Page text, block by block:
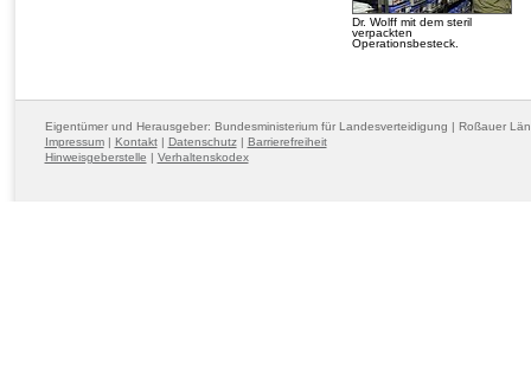
Dr. Wolff mit dem steril
verpackten
Operationsbesteck.
Eigentümer und Herausgeber: Bundesministerium für Landesverteidigung | Roßauer
Impressum| Kontakt| Datenschutz| Barrierefreiheit
Hinweisgeberstelle | Verhaltenskodex